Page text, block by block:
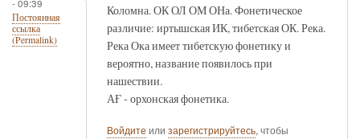
- 09:39
Постоянная
ссылка
(Permalink)
Коломна. ОК ОЛ ОМ ОНа. Фонетическое
различие: иртышская ИК, тибетская ОК. Река.
Река Ока имеет тибетскую фонетику и
вероятно, название появилось при
нашествии.
АҒ - орхонская фонетика.
Войдите или зарегистрируйтесь, чтобы